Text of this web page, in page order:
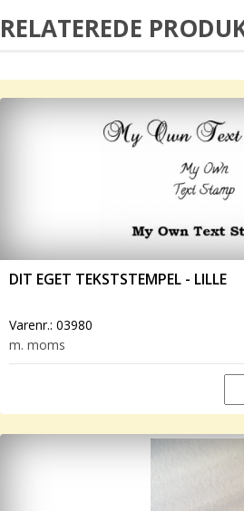
RELATEREDE
DIT EGET TEKSTSTEMPEL - LILLE
Varenr.: 03980
m. moms